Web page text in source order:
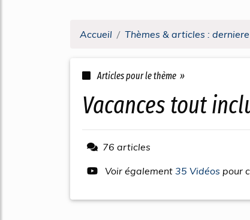
Accueil Thèmes & articles :
Articles pour le thème »
vacances tout
76 articles
Voir également 35 Vidéos pour